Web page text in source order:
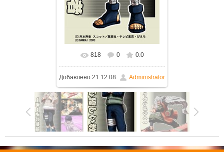
818 0 0.0
Добавлено 21.12.08 Administrator